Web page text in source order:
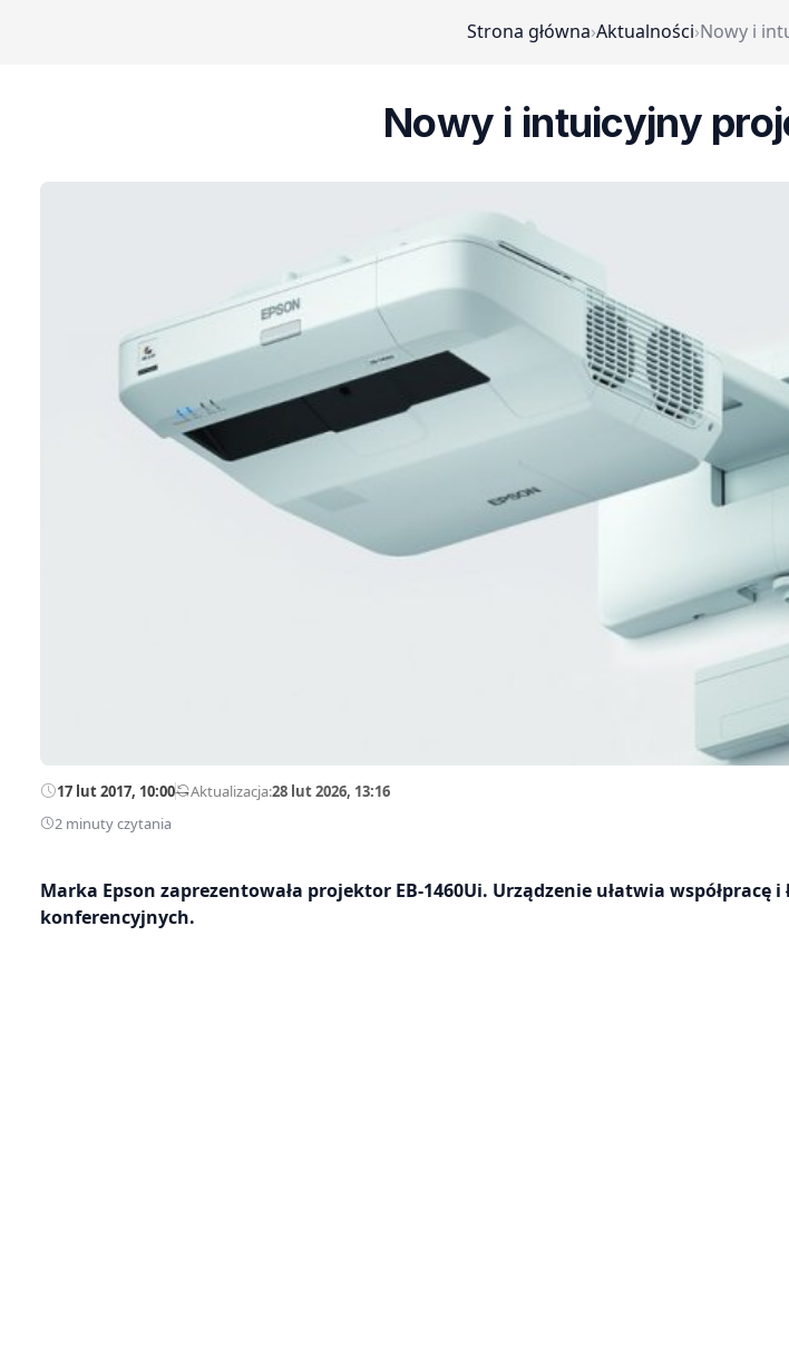
Strona główna›Aktualności›Nowy i
Nowy i intuicyjny
17 lut 2017, 10:00—Aktualizacja:28 lut 2026, 13:16
2 minuty czytania
Marka Epson zaprezentowała projektor EB-1460Ui. Urządzenie ułatwia współpracę i
konferencyjnych.